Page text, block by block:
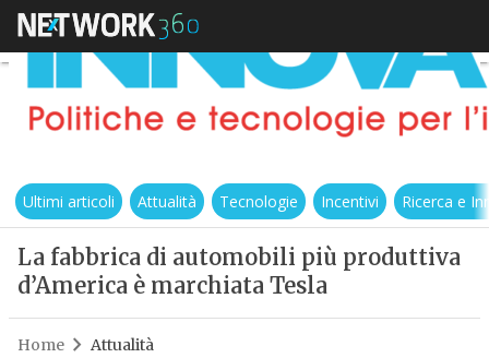
Ultimi articoli Attualità Tecnologie Incentivi Ricerca e
La fabbrica di automobili più produttiva
d’America è marchiata Tesla
Home Attualità